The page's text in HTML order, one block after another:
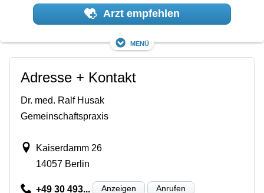
Arzt empfehlen
Menü
Adresse + Kontakt
Dr. med. Ralf Husak
Gemeinschaftspraxis
Kaiserdamm 26
14057 Berlin
+49 30 493... Anzeigen Anrufen